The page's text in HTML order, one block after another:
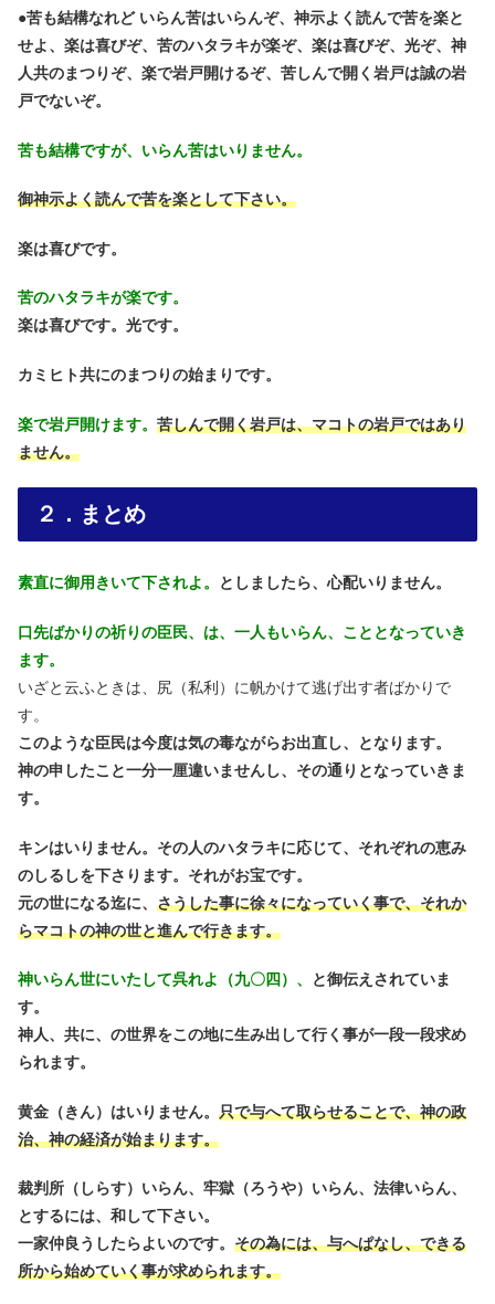
●苦も結構なれど いらん苦はいらんぞ、神示よく読んで苦を楽と
せよ、楽は喜びぞ、苦のハタラキが楽ぞ、楽は喜びぞ、光ぞ、神
人共のまつりぞ、楽で岩戸開けるぞ、苦しんで開く岩戸は誠の岩
戸でないぞ。
苦も結構ですが、いらん苦はいりません。
御神示よく読んで苦を楽として下さい。
楽は喜びです。
苦のハタラキが楽です。
楽は喜びです。光です。
カミヒト共にのまつりの始まりです。
楽で岩戸開けます。 苦しんで開く岩戸は、マコトの岩戸ではあり
ません。
２．まとめ
素直に御用きいて下されよ。 としましたら、心配いりません。
口先ばかりの祈りの臣民、は、一人もいらん、こととなっていき
ます。
いざと云ふときは、尻（私利）に帆かけて逃げ出す者ばかりで
す。
このような臣民は今度は気の毒ながらお出直し、となります。
神の申したこと一分一厘違いませんし、その通りとなっていきま
す。
キンはいりません。その人のハタラキに応じて、それぞれの恵み
のしるしを下さります。それがお宝です。
元の世になる迄に、 さうした事に徐々になっていく事で、それか
らマコトの神の世と進んで行きます。
神いらん世にいたして呉れよ（九〇四）、
と御伝えされていま
す。
神人、共に、の世界をこの地に生み出して行く事が一段一段求め
られます。
黄金（きん）はいりません。 只で与へて取らせることで、神の政
治、神の経済が始まります。
裁判所（しらす）いらん、牢獄（ろうや）いらん、法律いらん、
とするには、和して下さい。
一家仲良うしたらよいのです。 その為には、与へぱなし、できる
所から始めていく事が求められます。